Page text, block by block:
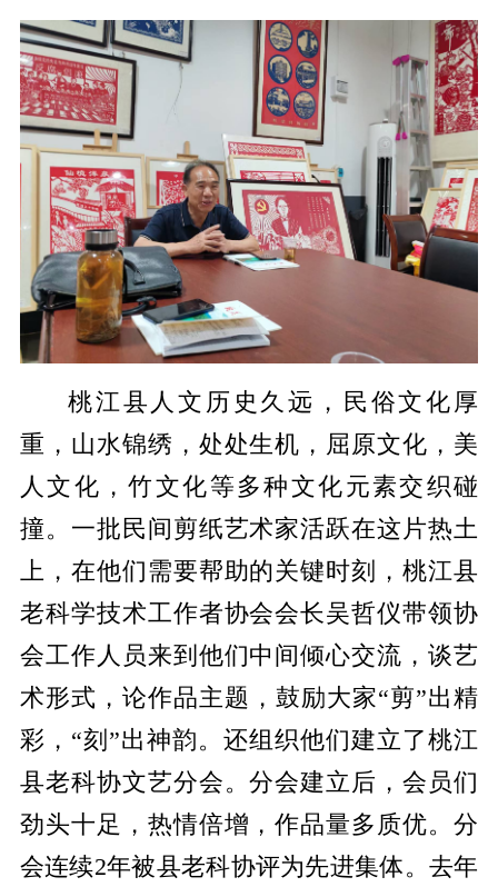
桃江县人文历史久远，民俗文化厚
重，山水锦绣，处处生机，屈原文化，美
人文化，竹文化等多种文化元素交织碰
撞。一批民间剪纸艺术家活跃在这片热土
上，在他们需要帮助的关键时刻，桃江县
老科学技术工作者协会会长吴哲仪带领协
会工作人员来到他们中间倾心交流，谈艺
术形式，论作品主题，鼓励大家“剪”出精
彩，“刻”出神韵。还组织他们建立了桃江
县老科协文艺分会。分会建立后，会员们
劲头十足，热情倍增，作品量多质优。分
会连续2年被县老科协评为先进集体。去年